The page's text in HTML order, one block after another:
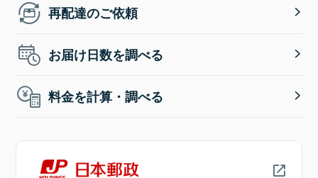
再配達のご依頼
お届け日数を調べる
料金を計算・調べる